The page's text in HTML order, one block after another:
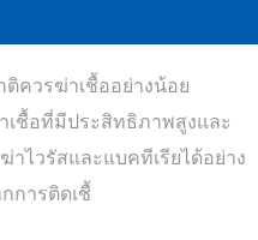
ควรฆ่าเชื้ออย่างน้อย
เชื้อที่มีประสิทธิภาพสูงและ
ไวรัสและแบคทีเรียได้อย่าง
การติดเชื้